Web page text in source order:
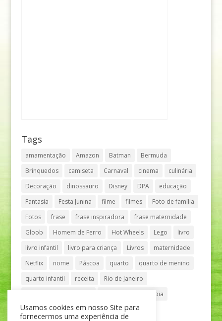
Tags
amamentação Amazon Batman
Bermuda
Brinquedos
camiseta Carnaval cinema
culinária
Decoração
dinossauro Disney DPA
educação
Fantasia
Festa Junina filme filmes
Foto de família
Fotos
frase frase inspiradora
frase maternidade
Gloob
Homem de Ferro Hot Wheels Lego
livro
livro infantil
livro para criança Livros
maternidade
Netflix
nome Páscoa quarto
quarto de menino
quarto infantil
receita
Rio de Janeiro
Shopping Vila Olímpia
São Paulo
teatro tênis
Usamos cookies em nosso Site para
fornecermos uma experiência de